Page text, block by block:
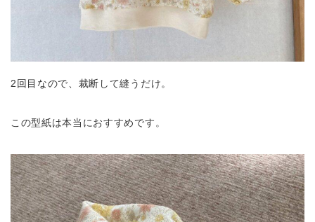
2回目なので、裁断して縫うだけ。
この型紙は本当におすすめです。